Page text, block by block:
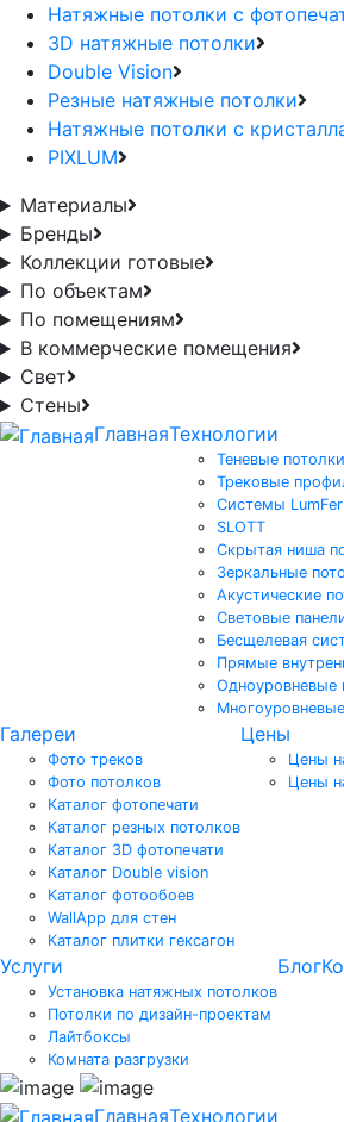
Натяжные потолки с
3D натяжные потолки
Double Vision
Резные натяжные потолки
Натяжные потолки с
PIXLUM
Материалы
Бренды
Коллекции готовые
По объектам
По помещениям
В коммерческие помещения
Свет
Стены
ГлавнаяТехнологии
Теневые потолки
Трековые
Системы LumFer
SLOTT
Скрытая ниша
Зеркальные
Акустические
Световые
Бесщелевая
Прямые
Одноуровневые
Галереи
Фото треков
Фото потолков
Каталог фотопечати
Каталог резных потолков
Каталог 3D фотопечати
Каталог Double vision
Каталог фотообоев
WallApp для стен
Каталог плитки гексагон
Цены
Цены
Цены
Услуги
Установка натяжных потолков
Потолки по дизайн-проектам
Лайтбоксы
Комната разгрузки
Блог
ГлавнаяТехнологии